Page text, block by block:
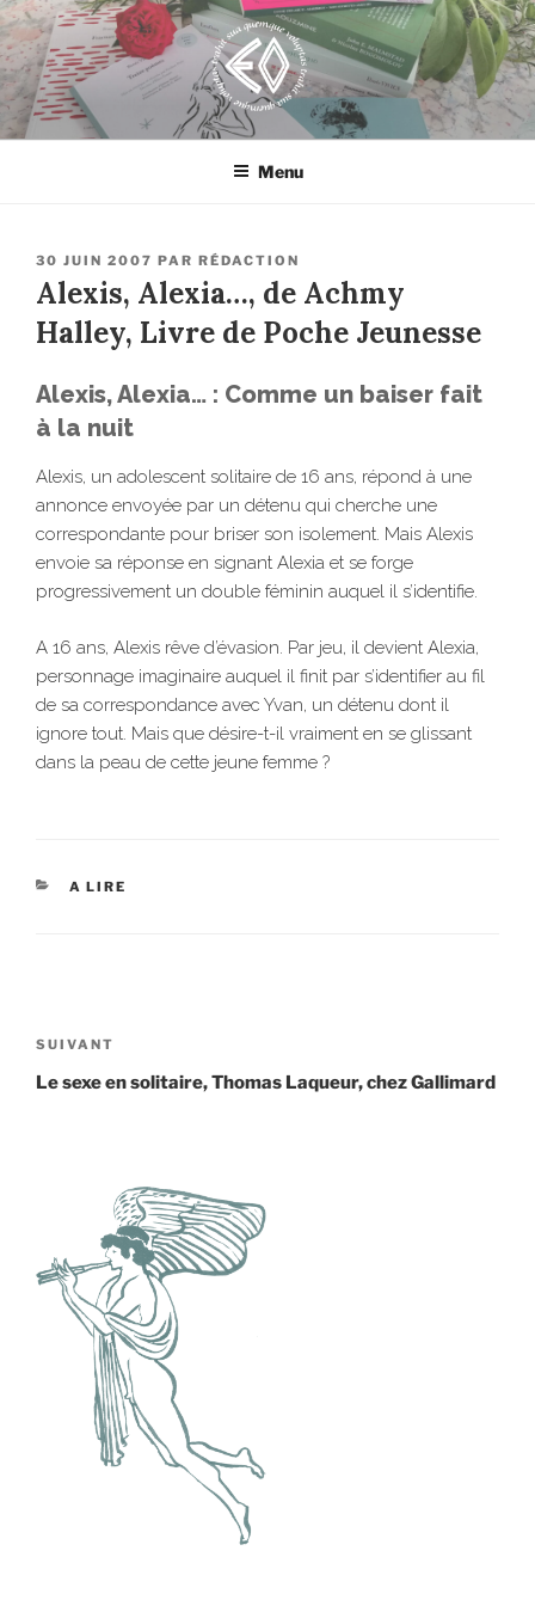
Aller
au
contenu
principal
EROSONYX
Tout livre n’est-il pas une bouteille jetée à la mer ?
Menu
PUBLIÉ
LE
30 JUIN 2007 PAR RÉDACTION
Alexis, Alexia…, de Achmy
Halley, Livre de Poche Jeunesse
Alexis, Alexia… : Comme un baiser fait
à la nuit
Alexis, un adolescent solitaire de 16 ans, répond à une
annonce envoyée par un détenu qui cherche une
correspondante pour briser son isolement. Mais Alexis
envoie sa réponse en signant Alexia et se forge
progressivement un double féminin auquel il s’identifie.
A 16 ans, Alexis rêve d’évasion. Par jeu, il devient Alexia,
personnage imaginaire auquel il finit par s’identifier au fil
de sa correspondance avec Yvan, un détenu dont il
ignore tout. Mais que désire-t-il vraiment en se glissant
dans la peau de cette jeune femme ?
CATÉGORIES
A LIRE
de
l’article
Article
suivant
SUIVANT
Le sexe en solitaire, Thomas Laqueur, chez Gallimard